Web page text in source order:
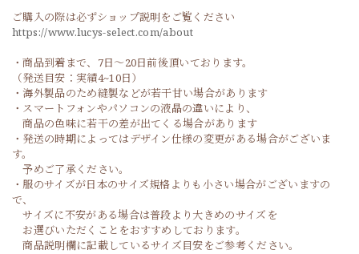
ご購入の際は必ずショップ説明をご覧ください
https://www.lucys-select.com/about
・商品到着まで、7日～20日前後頂いております。
（発送目安：実績4~10日）
・海外製品のため縫製などが若干甘い場合があります
・スマートフォンやパソコンの液晶の違いにより、
商品の色味に若干の差が出てくる場合があります
・発送の時期によってはデザイン仕様の変更がある場合がございま
す。
予めご了承ください。
・服のサイズが日本のサイズ規格よりも小さい場合がございますの
で、
サイズに不安がある場合は普段より大きめのサイズを
お選びいただくことをおすすめしております。
商品説明欄に記載しているサイズ目安をご参考ください。